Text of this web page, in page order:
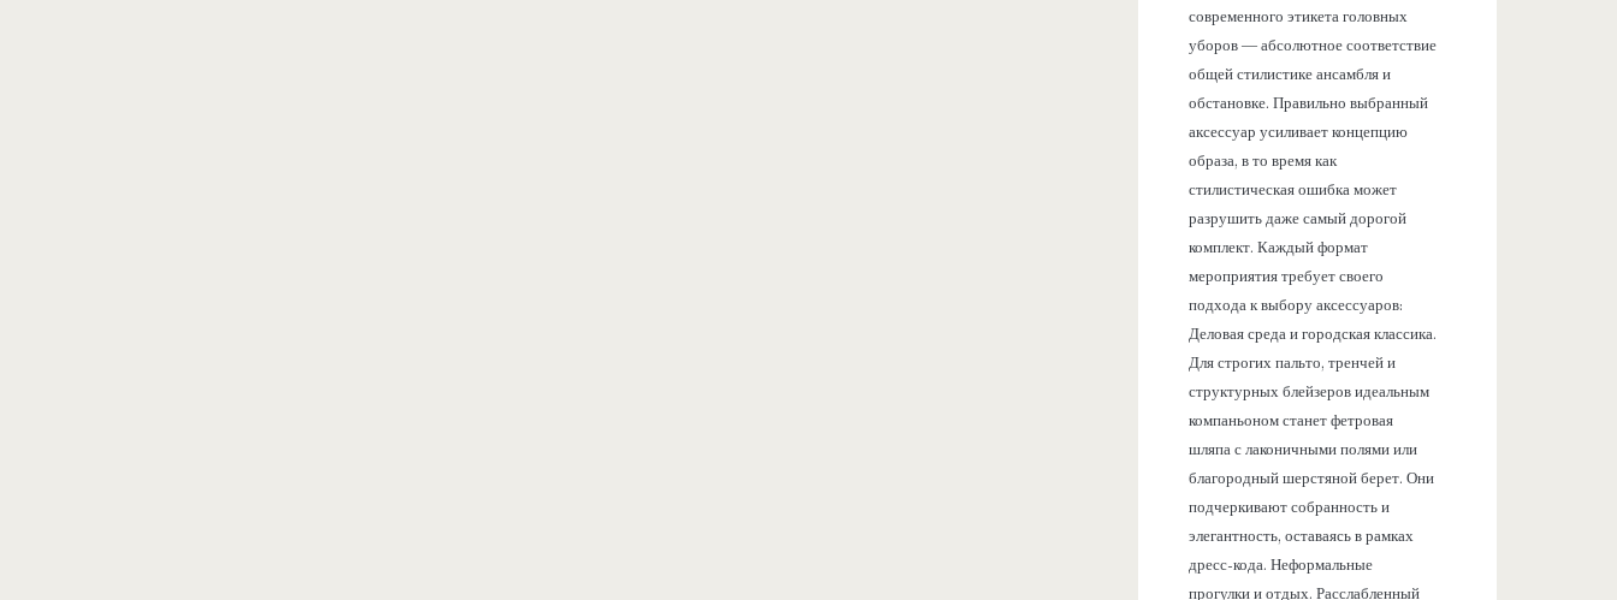
современного этикета головных
уборов — абсолютное соответствие
общей стилистике ансамбля и
обстановке. Правильно выбранный
аксессуар усиливает концепцию
образа, в то время как
стилистическая ошибка может
разрушить даже самый дорогой
комплект. Каждый формат
мероприятия требует своего
подхода к выбору аксессуаров:
Деловая среда и городская классика.
Для строгих пальто, тренчей и
структурных блейзеров идеальным
компаньоном станет фетровая
шляпа с лаконичными полями или
благородный шерстяной берет. Они
подчеркивают собранность и
элегантность, оставаясь в рамках
дресс-кода. Неформальные
прогулки и отдых. Расслабленный